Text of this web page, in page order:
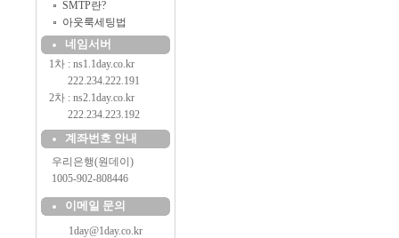
SMTP란?
아웃룩세팅법
네임서버
1차 : ns1.1day.co.kr
222.234.222.191
2차 : ns2.1day.co.kr
222.234.223.192
계좌번호 안내
우리은행(원데이)
1005-902-808446
이메일 문의
1day@1day.co.kr